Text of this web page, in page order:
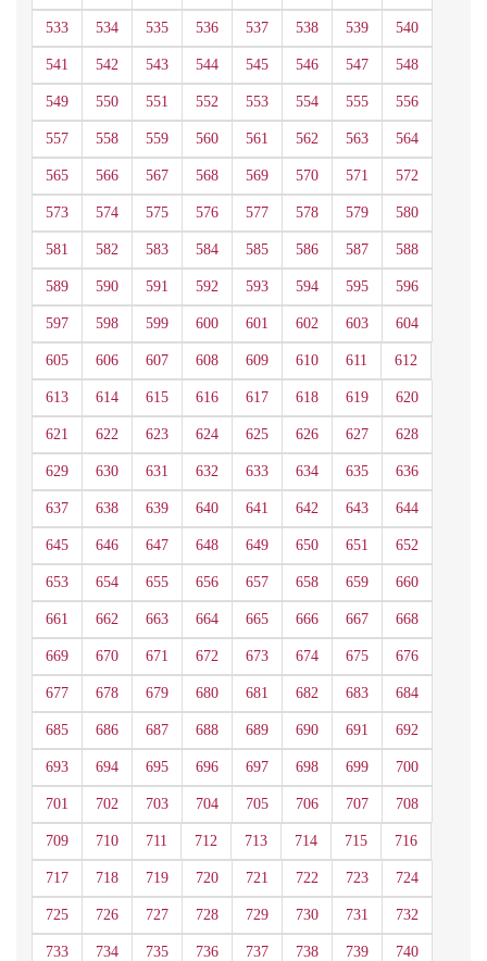
533 534 535 536 537 538 539 540
541 542 543 544 545 546 547 548
549 550 551 552 553 554 555 556
557 558 559 560 561 562 563 564
565 566 567 568 569 570 571 572
573 574 575 576 577 578 579 580
581 582 583 584 585 586 587 588
589 590 591 592 593 594 595 596
597 598 599 600 601 602 603 604
605 606 607 608 609 610 611 612
613 614 615 616 617 618 619 620
621 622 623 624 625 626 627 628
629 630 631 632 633 634 635 636
637 638 639 640 641 642 643 644
645 646 647 648 649 650 651 652
653 654 655 656 657 658 659 660
661 662 663 664 665 666 667 668
669 670 671 672 673 674 675 676
677 678 679 680 681 682 683 684
685 686 687 688 689 690 691 692
693 694 695 696 697 698 699 700
701 702 703 704 705 706 707 708
709 710 711 712 713 714 715 716
717 718 719 720 721 722 723 724
725 726 727 728 729 730 731 732
733 734 735 736 737 738 739 740